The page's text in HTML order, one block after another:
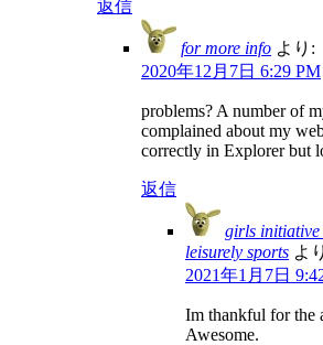
返信
for more info より:
2020年12月7日 6:29 PM
problems? A number of
complained about my
correctly in Explorer but
返信
girls initiative
leisurely sports よ
2021年1月7日
Im thankful for the
Awesome.